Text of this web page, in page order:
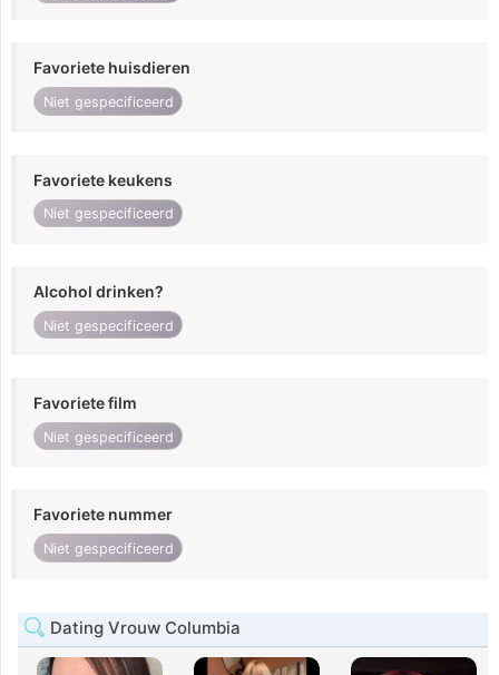
Favoriete huisdieren
Niet gespecificeerd
Favoriete keukens
Niet gespecificeerd
Alcohol drinken?
Niet gespecificeerd
Favoriete film
Niet gespecificeerd
Favoriete nummer
Niet gespecificeerd
Dating Vrouw Columbia